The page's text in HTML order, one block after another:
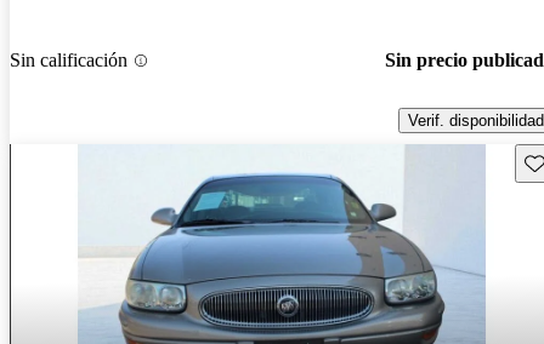
Sin calificación Sin precio
Verif. disponibilidad